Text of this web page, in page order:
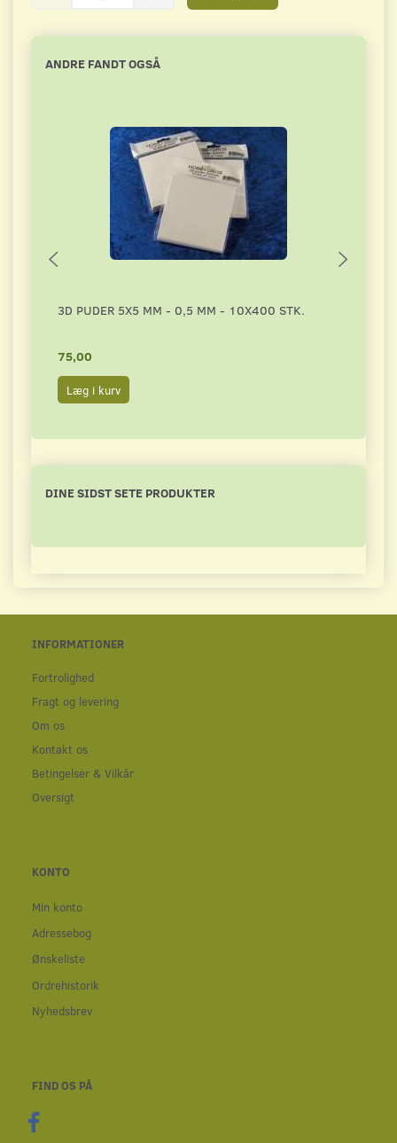
ANDRE FANDT OGSÅ
3D PUDER 5X5 MM - 0,5 MM - 10X400 STK.
75,00
Læg i kurv
DINE SIDST SETE PRODUKTER
INFORMATIONER
Fortrolighed
Fragt og levering
Om os
Kontakt os
Betingelser & Vilkår
Oversigt
KONTO
Min konto
Adressebog
Ønskeliste
Ordrehistorik
Nyhedsbrev
FIND OS PÅ